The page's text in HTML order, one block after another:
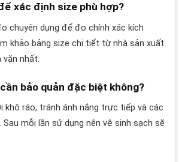
xác định size phù hợp?
chuyên dụng để đo chính xác kích
khảo bảng size chi tiết từ nhà sản xuất
vặn nhất.
bảo quản đặc biệt không?
khô ráo, tránh ánh nắng trực tiếp và các
mỗi lần sử dụng nên vệ sinh sạch sẽ